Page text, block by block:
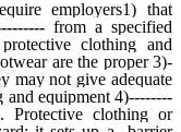
employers1) that
from a specified
clothing and
are the proper 3)-
may not give adequate
and equipment 4)--------
Protective clothing or